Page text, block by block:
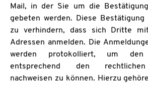
Mail, in der Sie um die
gebeten werden. Diese
zu verhindern, dass sich Dritte
Adressen anmelden. Die
werden protokolliert, um den
entsprechend den rechtlichen
nachweisen zu können. Hierzu